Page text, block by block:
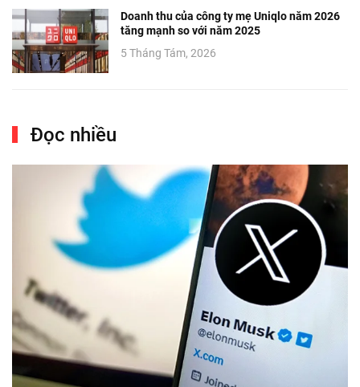
Doanh thu của công ty mẹ Uniqlo năm 2026
tăng mạnh so với năm 2025
5 Tháng Tám, 2026
Đọc nhiều